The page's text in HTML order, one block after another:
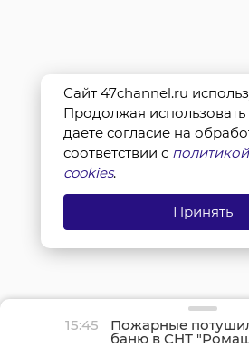
15:45 Пожарные
баню в СНТ
Сайт 47channel.ru
Продолжая использовать
даете согласие на
соответствии с
cookies.
Принять